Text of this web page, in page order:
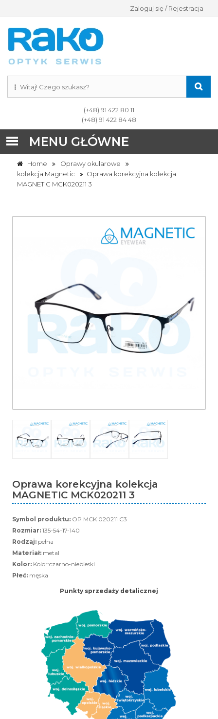
Zaloguj się / Rejestracja
(+48) 91 422 80 11
(+48) 91 422 84 48
MENU GŁÓWNE
Home
Oprawy okularowe
kolekcja Magnetic
Oprawa korekcyjna kolekcja
MAGNETIC MCK020211 3
Oprawa korekcyjna kolekcja
MAGNETIC MCK020211 3
Symbol produktu: OP MCK 020211 C3
Rozmiar: 135-54-17-140
Rodzaj: pełna
Materiał: metal
Kolor: Kolor:czarno-niebieski
Płeć: męska
Punkty sprzedaży detalicznej